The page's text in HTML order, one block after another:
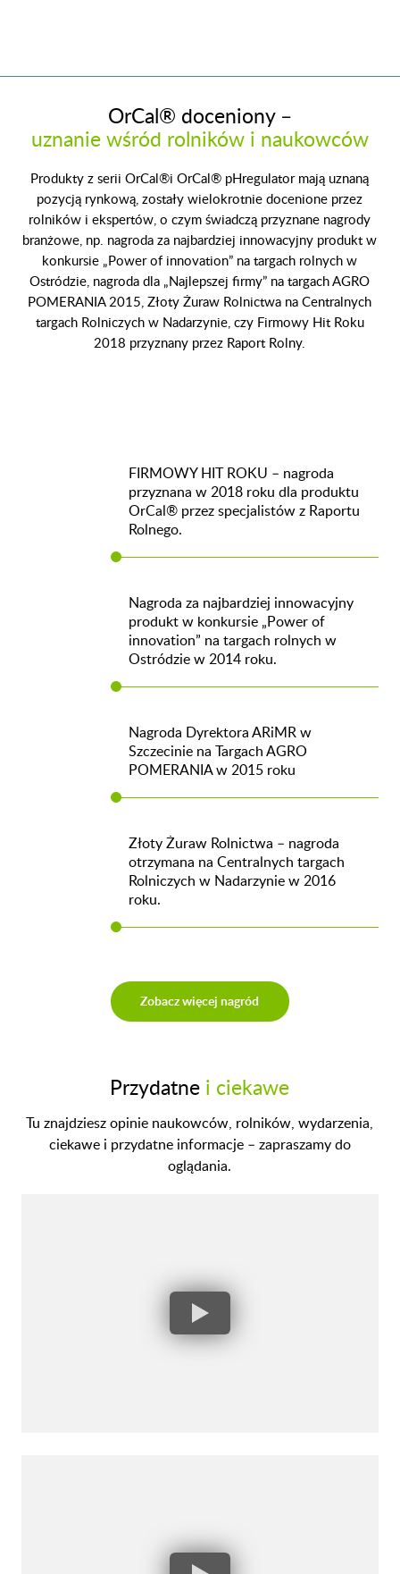
OrCal® doceniony –
uznanie wśród rolników i naukowców
Produkty z serii OrCal®i OrCal® pHregulator mają uznaną
pozycją rynkową, zostały wielokrotnie docenione przez
rolników i ekspertów, o czym świadczą przyznane nagrody
branżowe, np. nagroda za najbardziej innowacyjny produkt w
konkursie „Power of innovation” na targach rolnych w
Ostródzie, nagroda dla „Najlepszej firmy” na targach AGRO
POMERANIA 2015, Złoty Żuraw Rolnictwa na Centralnych
targach Rolniczych w Nadarzynie, czy Firmowy Hit Roku
2018 przyznany przez Raport Rolny.
FIRMOWY HIT ROKU – nagroda
przyznana w 2018 roku dla produktu
OrCal® przez specjalistów z Raportu
Rolnego.
Nagroda za najbardziej innowacyjny
produkt w konkursie „Power of
innovation” na targach rolnych w
Ostródzie w 2014 roku.
Nagroda Dyrektora ARiMR w
Szczecinie na Targach AGRO
POMERANIA w 2015 roku
Złoty Żuraw Rolnictwa – nagroda
otrzymana na Centralnych targach
Rolniczych w Nadarzynie w 2016
roku.
Zobacz więcej nagród
Przydatne i ciekawe
Tu znajdziesz opinie naukowców, rolników, wydarzenia,
ciekawe i przydatne informacje – zapraszamy do
oglądania.